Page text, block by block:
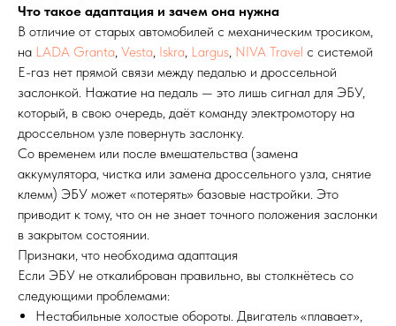
Что такое адаптация и зачем она нужна
В отличие от старых автомобилей с механическим тросиком,
на LADA Granta Vesta Iskra Largus NIVA Travel с системой
Е-газ нет прямой связи между педалью и дроссельной
заслонкой. Нажатие на педаль — это лишь сигнал для ЭБУ,
который, в свою очередь, даёт команду электромотору на
дроссельном узле повернуть заслонку.
Со временем или после вмешательства (замена
аккумулятора, чистка или замена дроссельного узла, снятие
клемм) ЭБУ может «потерять» базовые настройки. Это
приводит к тому, что он не знает точного положения заслонки
в закрытом состоянии.
Признаки, что необходима адаптация
Если ЭБУ не откалиброван правильно, вы столкнётесь со
следующими проблемами:
Нестабильные холостые обороты. Двигатель «плавает»,